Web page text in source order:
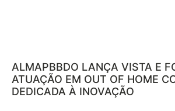
ALMAPBBDO LANÇA VISTA E
ATUAÇÃO EM OUT OF HOME
DEDICADA À INOVAÇÃO